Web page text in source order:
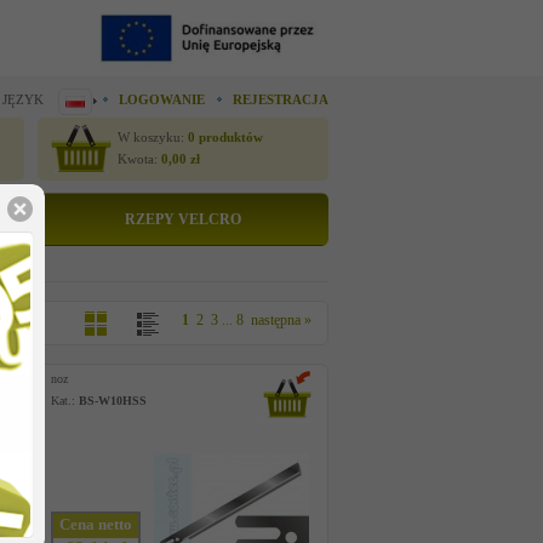
LOGOWANIE REJESTRACJA
W koszyku: 0 produktów
Kwota: 0,00 zł
RZEPY VELCRO
1 2 3 ... 8 następna »
noz
Kat.: BS-W10HSS
Cena netto